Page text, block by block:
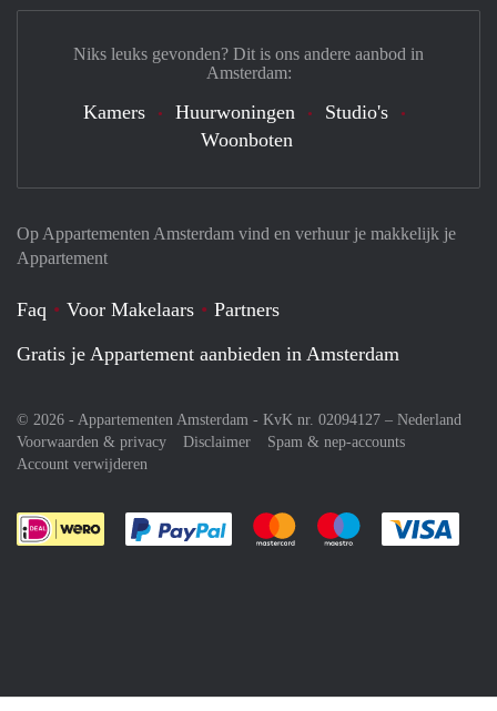
Op Appartementen Amsterdam vind en verhuur je makkelijk je
Appartement
Faq Voor Makelaars
Partners
Gratis je Appartement aanbieden in Amsterdam
© 2026 - Appartementen Amsterdam - KvK nr. 02094127 – Nederland
Voorwaarden & privacy
Disclaimer
Spam & nep-accounts
Account verwijderen
Je rekent gemakkelijk af met Paypal
Je rekent gemakkelijk af met
Je rekent
Niks leuks gevonden? Dit is ons andere aanbod in
Amsterdam:
Kamers Huurwoningen
Studio's
Woonboten